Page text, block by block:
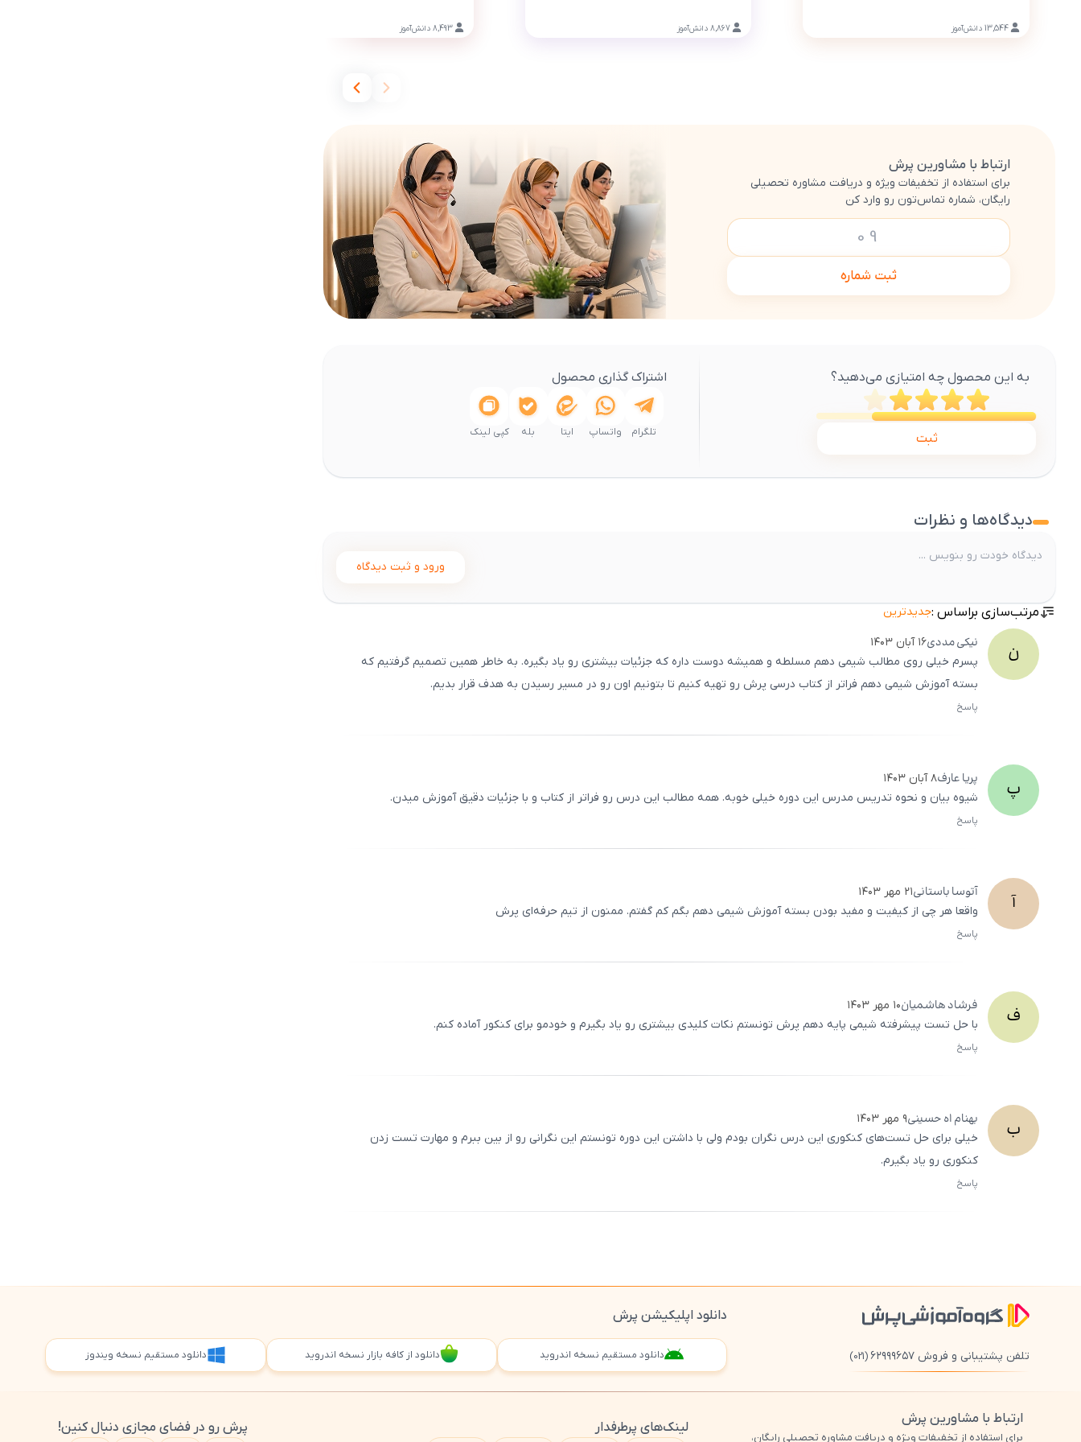
13,544 دانش‌آموز 8,867 دانش‌آموز 8,493 دانش‌آموز
ارتباط با مشاورین پرش
برای استفاده از تخفیفات ویژه و دریافت مشاوره تحصیلی
رایگان، شماره تماس‌تون رو وارد کن
ثبت شماره
به این محصول چه امتیازی می‌دهید؟
ثبت
اشتراک گذاری محصول
تلگرام واتساپ ایتا بله کپی لینک
دیدگاه‌ها و نظرات
ورود و ثبت دیدگاه
مرتب‌سازی براساس :جدیدترین
ن نیکیمددی۱۶ آبان ۱۴۰۳
پسرم خیلی روی مطالب شیمی دهم مسلطه و همیشه دوست داره که جزئیات بیشتری رو یاد بگیره. به خاطر همین تصمیم گرفتیم که
بسته آموزش شیمی دهم فراتر از کتاب درسی پرش رو تهیه کنیم تا بتونیم اون رو در مسیر رسیدن به هدف قرار بدیم.
پاسخ
پ پریاعارف۸ آبان ۱۴۰۳
شیوه بیان و نحوه تدریس مدرس این دوره خیلی خوبه. همه مطالب این درس رو فراتر از کتاب و با جزئیات دقیق آموزش میدن.
پاسخ
آ آتوساباستانی۲۱ مهر ۱۴۰۳
واقعا هر چی از کیفیت و مفید بودن بسته آموزش شیمی دهم بگم کم گفتم. ممنون از تیم حرفه‌ای پرش
پاسخ
ف فرشادهاشمیان۱۰ مهر ۱۴۰۳
با حل تست پیشرفته شیمی پایه دهم پرش تونستم نکات کلیدی بیشتری رو یاد بگیرم و خودمو برای کنکور آماده کنم.
پاسخ
ب بهناماه حسینی۹ مهر ۱۴۰۳
خیلی برای حل تست‌های کنکوری این درس نگران بودم ولی با داشتن این دوره تونستم این نگرانی رو از بین ببرم و مهارت تست زدن
کنکوری رو یاد بگیرم.
پاسخ
تلفن پشتیبانی و فروش ۶۲۹۹۹۶۵۷ (021)
دانلود اپلیکیشن پرش
دانلود مستقیم نسخه اندروید دانلود از کافه بازار نسخه اندروید دانلود مستقیم نسخه ویندوز
ارتباط با مشاورین پرش
برای استفاده از تخفیفات ویژه و دریافت مشاوره تحصیلی رایگان،
لینک‌های پرطرفدار پرش رو در فضای مجازی دنبال کنین!